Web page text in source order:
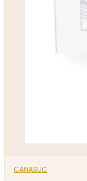
CANASUC